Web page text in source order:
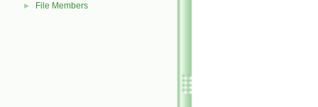
► File Members